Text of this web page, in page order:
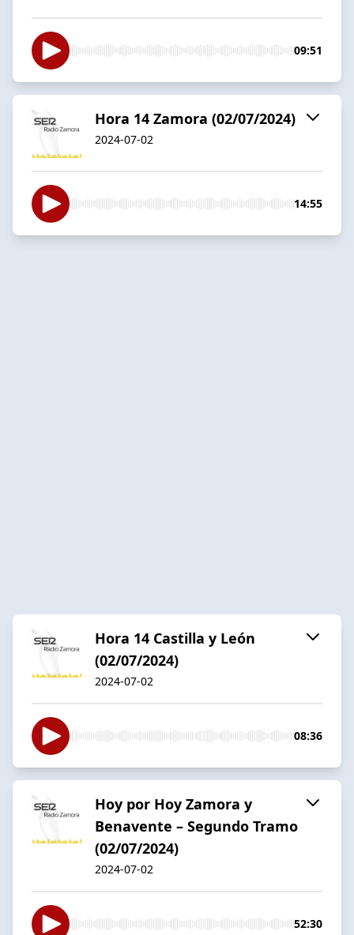
09:51
Hora 14 Zamora (02/07/2024)
2024-07-02
14:55
Hora 14 Castilla y León
(02/07/2024)
2024-07-02
08:36
Hoy por Hoy Zamora y
Benavente – Segundo Tramo
(02/07/2024)
2024-07-02
52:30